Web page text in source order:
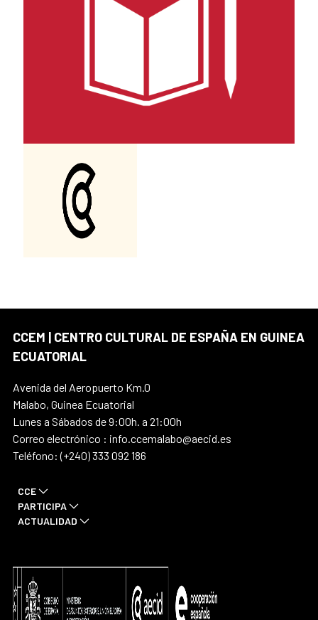
CCEM | CENTRO CULTURAL DE ESPAÑA EN GUINEA
ECUATORIAL
Avenida del Aeropuerto Km.0
Malabo, Guinea Ecuatorial
Lunes a Sábados de 9:00h. a 21:00h
Correo electrónico : info.ccemalabo@aecid.es
Teléfono: (+240) 333 092 186
CCE
PARTICIPA
ACTUALIDAD